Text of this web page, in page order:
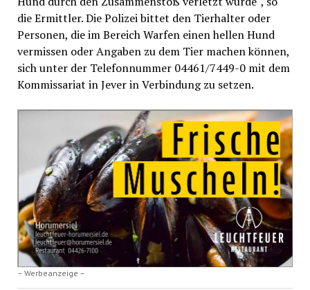
die Ermittler. Die Polizei bittet den Tierhalter oder
Personen, die im Bereich Warfen einen hellen Hund
vermissen oder Angaben zu dem Tier machen können,
sich unter der Telefonnummer 04461/7449-0 mit dem
Kommissariat in Jever in Verbindung zu setzen.
– Werbeanzeige –